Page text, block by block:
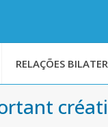
RELAÇÕES